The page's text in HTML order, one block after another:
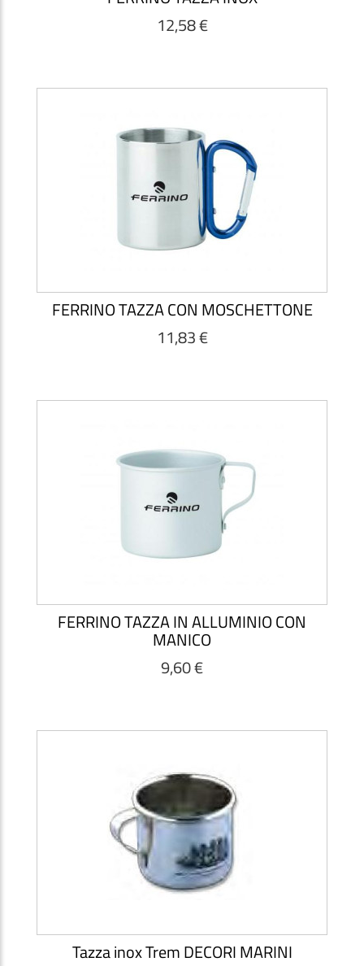
12,58 €
FERRINO TAZZA CON MOSCHETTONE
11,83 €
FERRINO TAZZA IN ALLUMINIO CON
MANICO
9,60 €
Tazza inox Trem DECORI MARINI